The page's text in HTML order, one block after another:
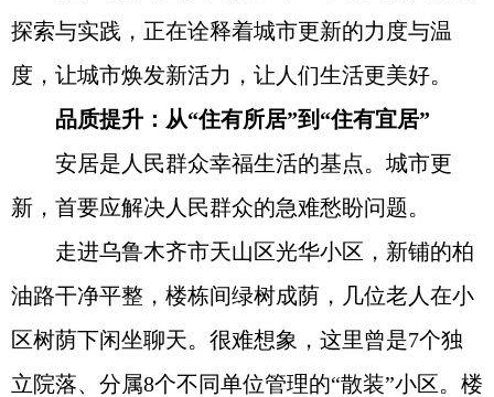
探索与实践，正在诠释着城市更新的力度与温
度，让城市焕发新活力，让人们生活更美好。
品质提升：从“住有所居”到“住有宜居”
安居是人民群众幸福生活的基点。城市更
新，首要应解决人民群众的急难愁盼问题。
走进乌鲁木齐市天山区光华小区，新铺的柏
油路干净平整，楼栋间绿树成荫，几位老人在小
区树荫下闲坐聊天。很难想象，这里曾是7个独
立院落、分属8个不同单位管理的“散装”小区。楼